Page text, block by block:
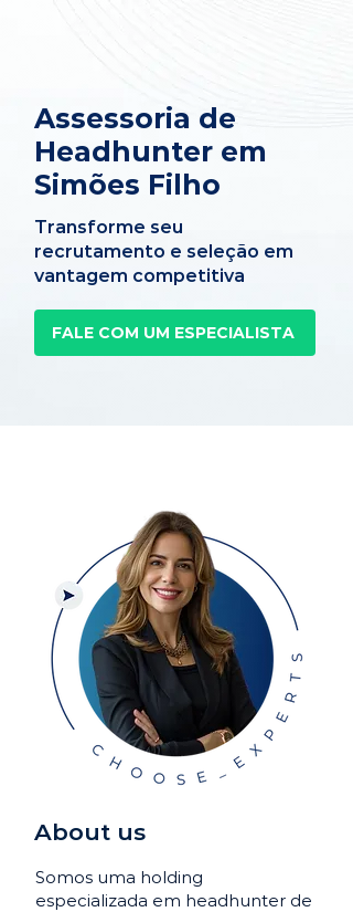
Assessoria de
Headhunter em
Simões Filho
Transforme seu
recrutamento e seleção em
vantagem competitiva
FALE COM UM ESPECIALISTA
About us
Somos uma holding
especializada em headhunter de